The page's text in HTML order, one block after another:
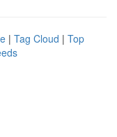
| Tag Cloud | Top